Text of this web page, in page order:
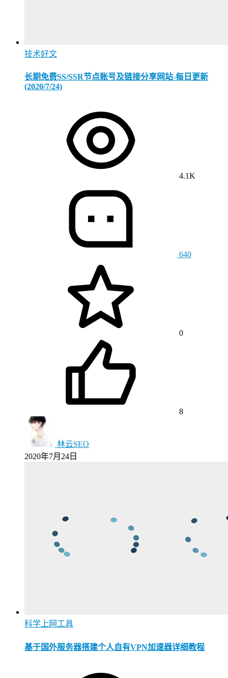
技术好文
长期免费SS/SSR节点账号及链接分享网站-每日更新
(2020/7/24)
4.1K
640
0
8
林云SEO
2020年7月24日
科学上网工具
基于国外服务器搭建个人自有VPN加速器详细教程